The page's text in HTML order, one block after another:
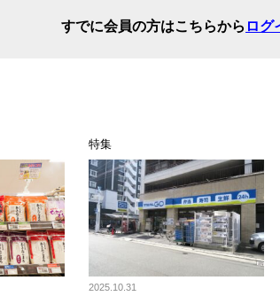
すでに会員の方はこちらから ログ
特集
2025.10.31